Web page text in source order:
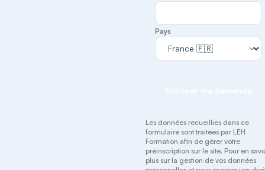
Pays
Les données recueillies dans ce
formulaire sont traitées par LEH
Formation afin de gérer votre
préinscription sur le site. Pour en
plus sur la gestion de vos données